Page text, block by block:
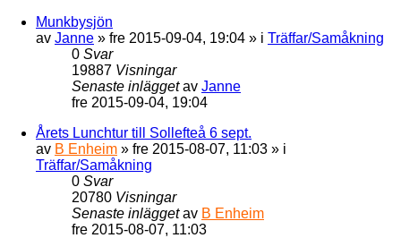
Munkbysjön
av Janne » fre 2015-09-04, 19:04 » i Träffar/Samåkning
0 Svar
19887 Visningar
Senaste inläggetav Janne
fre 2015-09-04, 19:04
Årets Lunchtur till Sollefteå 6 sept.
av B Enheim » fre 2015-08-07, 11:03 » i
Träffar/Samåkning
0 Svar
20780 Visningar
Senaste inläggetav B Enheim
fre 2015-08-07, 11:03